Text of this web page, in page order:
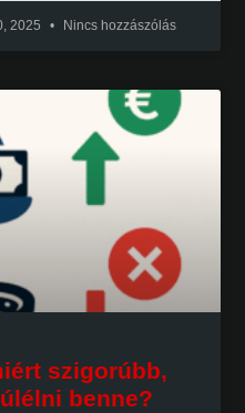
2025 Nincs hozzászólás
szigorúbb,
benne?